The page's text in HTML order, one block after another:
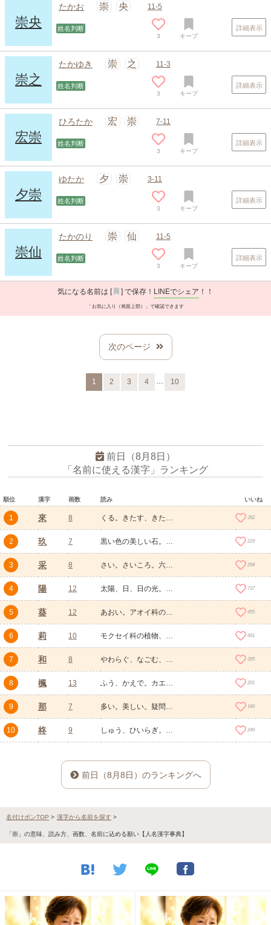
崇央
たかお 崇 央 11-5
姓名判断
3 キープ
詳細表示
崇之
たかゆき 崇 之 11-3
姓名判断
3 キープ
詳細表示
宏崇
ひろたか 宏 崇 7-11
姓名判断
3 キープ
詳細表示
夕崇
ゆたか 夕 崇 3-11
姓名判断
3 キープ
詳細表示
崇仙
たかのり 崇 仙 11-5
姓名判断
3 キープ
詳細表示
気になる名前は [ ] で保存！ LINEでシェア ！！
「お気に入り（画面上部）」で確認できます
次のページ
1 2 3 4 … 10
前日（8月8日）
「名前に使える漢字」ランキング
順位 漢字 画数 読み いいね
1 來 8 くる。きたす、きたる。こちらにやってくる。これから、これから先、この次の。時間的にこれからくる未来や将来。ねぎらう、いたわる、励ます。 352
2 玖 7 黒い色の美しい石。契約書や証書などで数字の九の代わりとして書く文字。 229
3 采 8 さい。さいころ。六つの面に一から六までの目が入っている立方体の物。采配の略。 294
4 陽 12 太陽、日、日の光。ひなた、日が当たる側。明るく、暖かい。明るい、明らか、表に現れていること。いつわる、みせかける。うわべ、うわべの見せかけ。積極的、能動的なもの。 737
5 葵 12 あおい。アオイ科の植物の総称。 455
6 莉 10 モクセイ科の植物、茉莉花（まつりか）。ジャスミン。 661
7 和 8 やわらぐ、なごむ、なごやか、のどか、うららか。静まる、柔らかになる、和らげる、仲良くなる。あえる、混ぜる、調合する。合わせる、合う。整う。調子を合わせる。ほどよい様子。大和、日本。海上が穏やかな様子。 395
8 楓 13 ふう、かえで。カエデ科カエデ属の植物の総称、襲（かさね）の色目の名、家紋のひとつ、古風でおもむきのあるもののたとえ。 201
9 那 7 多い。美しい。疑問や反語を表す語、なんぞ、いかんぞ、いかん。あれ、あの。どれ、どの。（時間や場所）において。 166
10 柊 9 しゅう、ひいらぎ。モクセイ科の常緑小高木、スズキ目の海魚 249
前日（8月8日）のランキングへ
名付けポンTOP > 漢字から名前を探す >
「崇」の意味、読み方、画数、名前に込める願い【人名漢字事典】